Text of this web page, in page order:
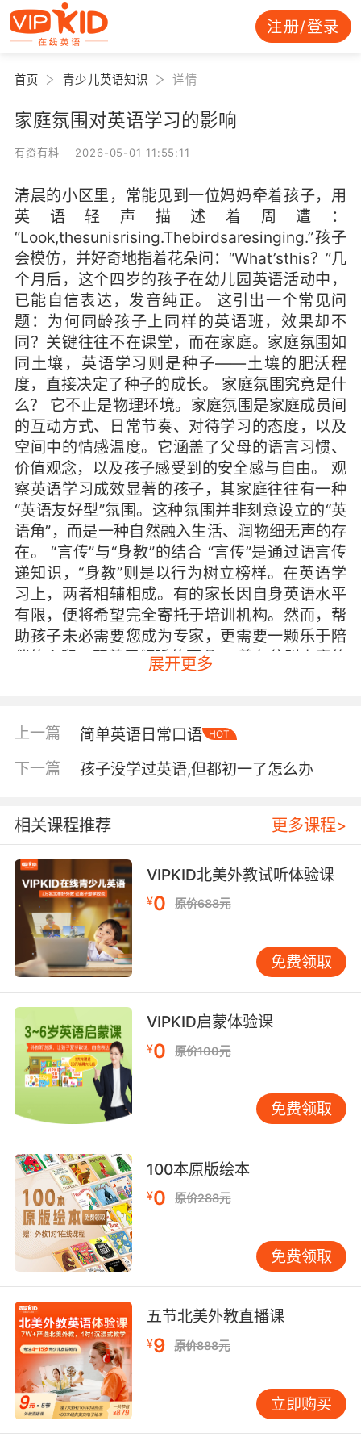
注册/登录
首页 青少儿英语知识 详情
家庭氛围对英语学习的影响
有资有料 2026-05-01 11:55:11
清晨的小区里，常能见到一位妈妈牵着孩子，用
英语轻声描述着周遭：
“Look,thesunisrising.Thebirdsaresinging.”孩子
会模仿，并好奇地指着花朵问：“What’sthis？”几
个月后，这个四岁的孩子在幼儿园英语活动中，
已能自信表达，发音纯正。 这引出一个常见问
题：为何同龄孩子上同样的英语班，效果却不
同？关键往往不在课堂，而在家庭。家庭氛围如
同土壤，英语学习则是种子——土壤的肥沃程
度，直接决定了种子的成长。 家庭氛围究竟是什
么？ 它不止是物理环境。家庭氛围是家庭成员间
的互动方式、日常节奏、对待学习的态度，以及
空间中的情感温度。它涵盖了父母的语言习惯、
价值观念，以及孩子感受到的安全感与自由。 观
察英语学习成效显著的孩子，其家庭往往有一种
“英语友好型”氛围。这种氛围并非刻意设立的“英
语角”，而是一种自然融入生活、润物细无声的存
在。 “言传”与“身教”的结合 “言传”是通过语言传
递知识，“身教”则是以行为树立榜样。在英语学
习上，两者相辅相成。有的家长因自身英语水平
有限，便将希望完全寄托于培训机构。然而，帮
助孩子未必需要您成为专家，更需要一颗乐于陪
伴的心和一双善于倾听的耳朵。 曾有位叫小宇的
学生，父母英语口语并不流利。但他们坚持做了
妈妈在冰箱上粘贴每周更换主题的单词卡片；爸
爸则用简单英语指令与孩子玩互动游戏。不到半
年，小宇的英语听说能力显著提升，更重要的
是，他对英语产生了浓厚兴趣。 营造“英语友好
浸润无需大费周章，巧妙布置即可。例如，在儿
童房张贴字母表，使用英文单词磁贴装饰冰箱，
在玩具箱上标注“TOYS”。持续的视觉接触能让孩
子无形中熟悉英语形态。有位家长分享，她把英
文绘本置于客厅最显眼处，孩子随手可取，翻阅
频率大增。一个配有舒适坐垫和小台灯的“阅读
角”，更能吸引孩子沉浸其中。 第二层：日常互动
的自然融合避免让英语学习变成枯燥任务，最佳
方式是让其成为生活的一部分。从晨起的
“Goodmorning”到睡前的“Onceuponatime”，英
语可以如空气般自然存在。建议从每天固定的一
两个场景开始，例如早餐时用简单英语描述食
物：“Thisismilk.It
自然、不强迫。若孩子表达有误，不必立即纠
正，可在后续对话中自然地复述正确说法。 第三
层：情感联结的温暖支撑这是最为核心的一层。
家庭氛围的本质是情感联结——孩子是否感到安
全、被接纳、被鼓励。在英语学习过程中，这种
支持尤为重要。切忌因焦虑而施压，例如强迫每
日背诵单词，这易引发抵触情绪。不妨将学习转
化为游戏，如把单词卡片藏在家中各处，让孩子
“寻宝”并朗读，辅以小小奖励，化压力为乐趣。
不同年龄段的侧重点 •3-6岁幼儿：重点在于“听”
与“玩”。此阶段孩子模仿能力强，但注意力持续
时间短。可多播放英文儿歌、童谣，结合动作和
游戏，让孩子感受英语的趣味性。 •小学阶段：
可增加互动性活动。亲子共读英文绘本是极佳方
式，不必纠结于每个词义，重在享受故事、预测
情节、讨论角色。曾有三年级学生与妈妈为绘本
角色配音，这成了他们每周期待的亲子时光。 •
展开更多
上一篇 简单英语日常口语 HOT
下一篇 孩子没学过英语,但都初一了怎么办
相关课程推荐 更多课程>
VIPKID北美外教试听体验课
¥0 原价688元
免费领取
VIPKID启蒙体验课
¥0 原价100元
免费领取
100本原版绘本
¥0 原价288元
免费领取
五节北美外教直播课
¥9 原价888元
立即购买